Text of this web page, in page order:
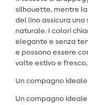
silhouette, mentre
del lino assicura
naturale. I colori
elegante e senza
e possono essere
volte estivo e
Un compagno
Un compagno